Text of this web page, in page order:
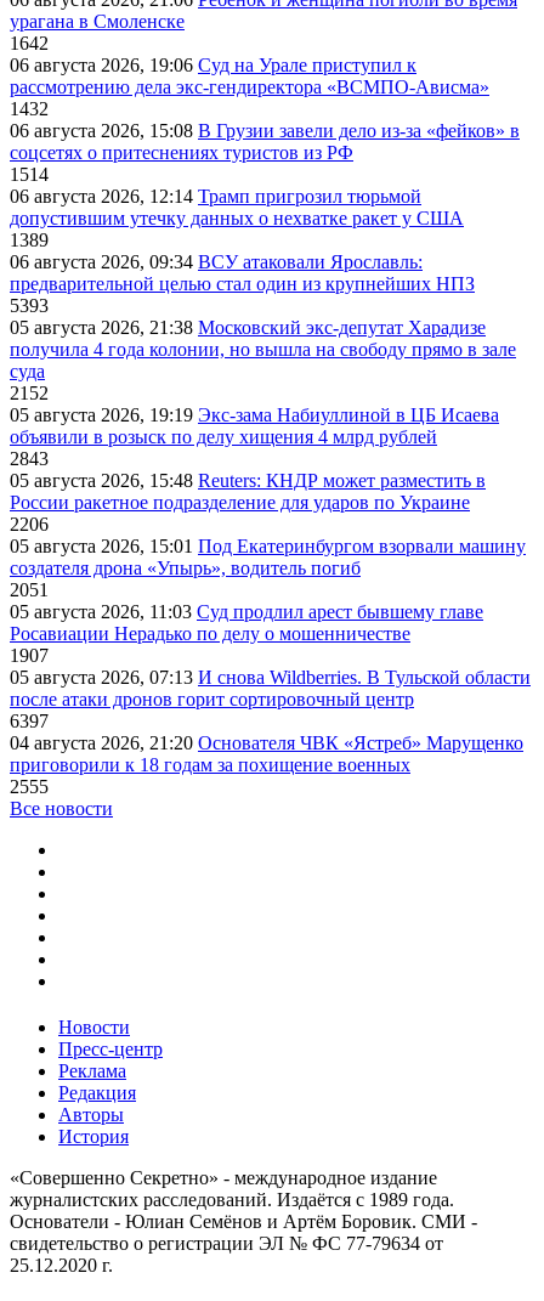
урагана в Смоленске
1642
06 августа 2026, 19:06 Суд на Урале приступил к
рассмотрению дела экс-гендиректора «ВСМПО-Ависма»
1432
06 августа 2026, 15:08 В Грузии завели дело из-за «фейков» в
соцсетях о притеснениях туристов из РФ
1514
06 августа 2026, 12:14 Трамп пригрозил тюрьмой
допустившим утечку данных о нехватке ракет у США
1389
06 августа 2026, 09:34 ВСУ атаковали Ярославль:
предварительной целью стал один из крупнейших НПЗ
5393
05 августа 2026, 21:38 Московский экс-депутат Харадизе
получила 4 года колонии, но вышла на свободу прямо в зале
суда
2152
05 августа 2026, 19:19 Экс-зама Набиуллиной в ЦБ Исаева
объявили в розыск по делу хищения 4 млрд рублей
2843
05 августа 2026, 15:48 Reuters: КНДР может разместить в
России ракетное подразделение для ударов по Украине
2206
05 августа 2026, 15:01 Под Екатеринбургом взорвали машину
создателя дрона «Упырь», водитель погиб
2051
05 августа 2026, 11:03 Суд продлил арест бывшему главе
Росавиации Нерадько по делу о мошенничестве
1907
05 августа 2026, 07:13 И снова Wildberries. В Тульской области
после атаки дронов горит сортировочный центр
6397
04 августа 2026, 21:20 Основателя ЧВК «Ястреб» Марущенко
приговорили к 18 годам за похищение военных
2555
Все новости
Новости
Пресс-центр
Реклама
Редакция
Авторы
История
«Совершенно Секретно» - международное издание
журналистских расследований. Издаётся с 1989 года.
Основатели - Юлиан Семёнов и Артём Боровик. CМИ -
свидетельство о регистрации ЭЛ № ФС 77-79634 от
25.12.2020 г.